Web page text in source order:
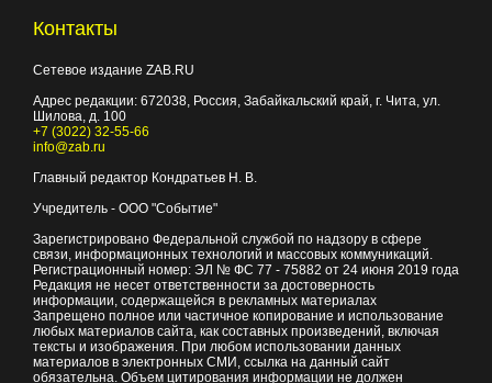
Контакты
Сетевое издание ZAB.RU
Адрес редакции: 672038, Россия, Забайкальский край, г. Чита, ул.
Шилова, д. 100
+7 (3022) 32-55-66
info@zab.ru
Главный редактор Кондратьев Н. В.
Учредитель - ООО "Событие"
Зарегистрировано Федеральной службой по надзору в сфере
связи, информационных технологий и массовых коммуникаций.
Регистрационный номер: ЭЛ № ФС 77 - 75882 от 24 июня 2019 года
Редакция не несет ответственности за достоверность
информации, содержащейся в рекламных материалах
Запрещено полное или частичное копирование и использование
любых материалов сайта, как составных произведений, включая
тексты и изображения. При любом использовании данных
материалов в электронных СМИ, ссылка на данный сайт
обязательна. Объем цитирования информации не должен